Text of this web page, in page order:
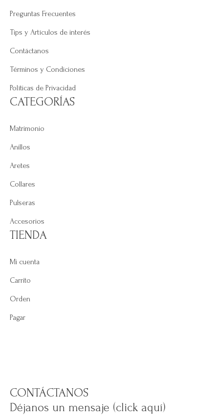
Preguntas Frecuentes
Tips y Artículos de interés
Contáctanos
Términos y Condiciones
Políticas de Privacidad
CATEGORÍAS
Matrimonio
Anillos
Aretes
Collares
Pulseras
Accesorios
TIENDA
Mi cuenta
Carrito
Orden
Pagar
CONTÁCTANOS
Déjanos un mensaje (click aquí)